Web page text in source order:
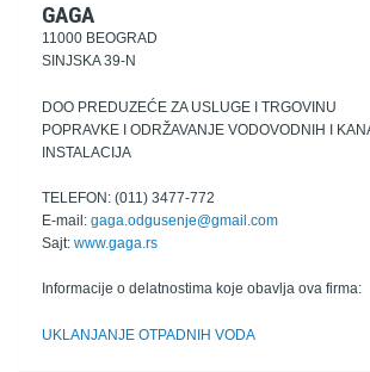
GAGA
11000 BEOGRAD
SINJSKA 39-N
DOO PREDUZEĆE ZA USLUGE I TRGOVINU
POPRAVKE I ODRŽAVANJE VODOVODNIH I
INSTALACIJA
TELEFON: (011) 3477-772
E-mail: gaga.odgusenje@gmail.com
Sajt: www.gaga.rs
Informacije o delatnostima koje obavlja ova firma:
UKLANJANJE OTPADNIH VODA